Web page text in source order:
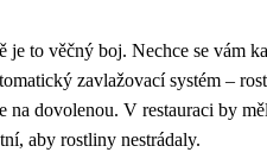
je to věčný boj. Nechce se vám
zavlažovací systém –
na dovolenou. V restauraci by
aby rostliny nestrádaly.